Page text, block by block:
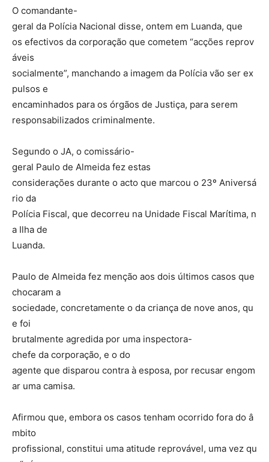
O comandante-
geral da Polícia Nacional disse, ontem em Luanda, que
os efectivos da corporação que cometem “acções reprov
áveis
socialmente”, manchando a imagem da Polícia vão ser ex
pulsos e
encaminhados para os órgãos de Justiça, para serem
responsabilizados criminalmente.
Segundo o JA, o comissário-
geral Paulo de Almeida fez estas
considerações durante o acto que marcou o 23º Aniversá
rio da
Polícia Fiscal, que decorreu na Unidade Fiscal Marítima, n
a Ilha de
Luanda.
Paulo de Almeida fez menção aos dois últimos casos que
chocaram a
sociedade, concretamente o da criança de nove anos, qu
e foi
brutalmente agredida por uma inspectora-
chefe da corporação, e o do
agente que disparou contra à esposa, por recusar engom
ar uma camisa.
Afirmou que, embora os casos tenham ocorrido fora do â
mbito
profissional, constitui uma atitude reprovável, uma vez qu